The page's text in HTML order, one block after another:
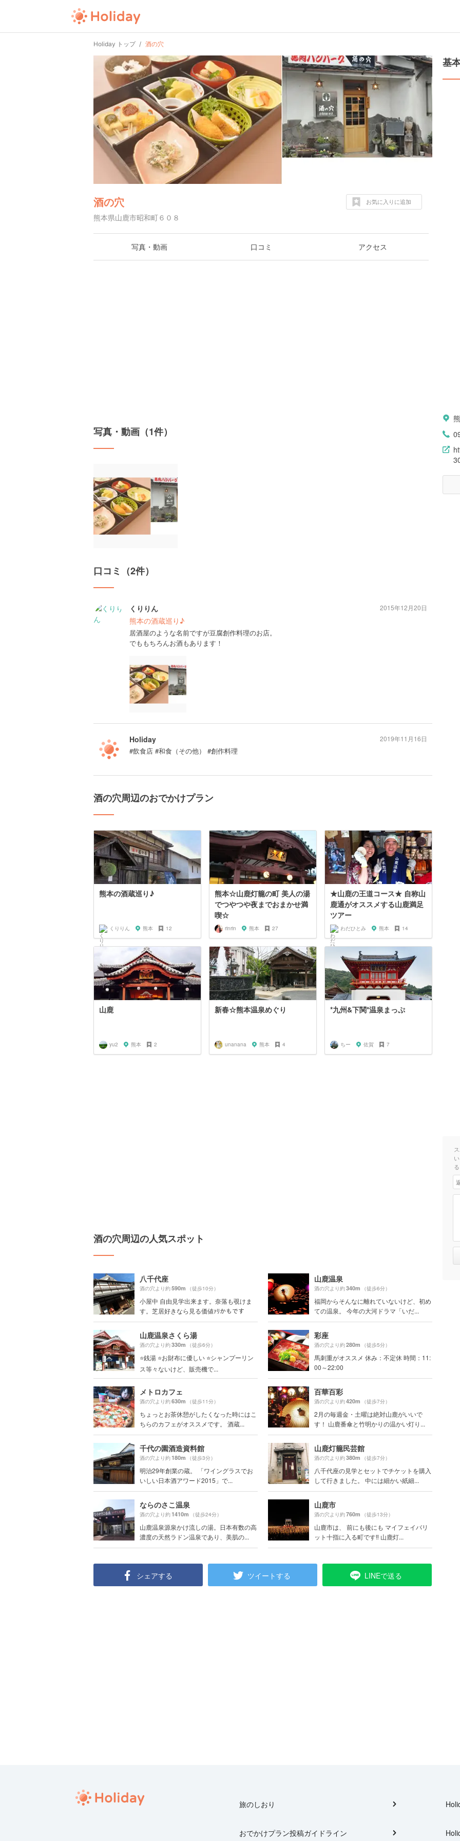
Holiday トップ 酒の穴
酒の穴
熊本県山鹿市昭和町６０８
お気に入りに追加
写真・動画 口コミ アクセス
写真・動画（1件）
口コミ（2件）
くりりん
熊本の酒蔵巡り♪
居酒屋のような名前ですが豆腐創作料理のお店。
でももちろんお酒もあります！
2015年12月20日
Holiday
#飲食店 #和食（その他） #創作料理
2019年11月16日
酒の穴周辺のおでかけプラン
熊本の酒蔵巡り♪
くりりん 熊本 12
熊本☆山鹿灯籠の町 美人の湯
でつやつや夜までおまかせ満
喫☆
rinrin 熊本 27
★山鹿の王道コース★ 自称山
鹿通がオススメする山鹿満足
ツアー
わだひとみ 熊本 14
山鹿
yu2 熊本 2
新春☆熊本温泉めぐり
unanana 熊本 4
*九州&下関*温泉まっぷ
ちー 佐賀 7
酒の穴周辺の人気スポット
八千代座
酒の穴より約590m （徒歩10分）
小屋中 自由見学出来ます。奈落も覗けま
す。芝居好きなら見る価値ｧﾘかもです
山鹿温泉
酒の穴より約340m （徒歩6分）
福岡からそんなに離れていないけど、初め
ての温泉。 今年の大河ドラマ「いだ...
山鹿温泉さくら湯
酒の穴より約330m （徒歩6分）
⭐️銭湯 ⭐️お財布に優しい ⭐️シャンプーリン
ス等々ないけど、販売機で...
彩座
酒の穴より約280m （徒歩5分）
馬刺重がオススメ 休み：不定休 時間：11:
00～22:00
メトロカフェ
酒の穴より約630m （徒歩11分）
ちょっとお茶休憩がしたくなった時にはこ
ちらのカフェがオススメです。 酒蔵...
百華百彩
酒の穴より約420m （徒歩7分）
2月の毎週金・土曜は絶対山鹿がいいで
す！ 山鹿番傘と竹明かりの温かい灯り...
千代の園酒造資料館
酒の穴より約180m （徒歩3分）
明治29年創業の蔵。 「ワイングラスでお
いしい日本酒アワード2015」で...
山鹿灯籠民芸館
酒の穴より約380m （徒歩7分）
八千代座の見学とセットでチケットを購入
して行きました。 中には細かい紙細...
ならのさこ温泉
酒の穴より約1410m （徒歩24分）
山鹿温泉源泉かけ流しの湯。日本有数の高
濃度の天然ラドン温泉であり、美肌の...
山鹿市
酒の穴より約760m （徒歩13分）
山鹿市は、 前にも後にも マイフェイバリ
ット十指に入る町です‼️ 山鹿灯...
シェアする ツイートする LINEで送る
基
旅のしおり
おでかけプラン投稿ガイドライン